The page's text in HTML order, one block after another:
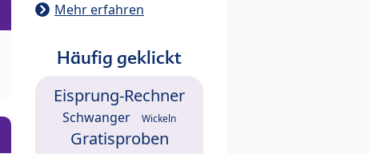
Mehr erfahren
Häufig geklickt
Eisprung-Rechner
Schwanger Wickeln
Gratisproben